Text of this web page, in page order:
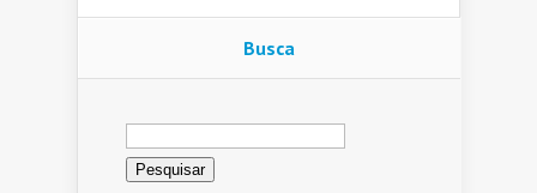
Busca
Pesquisar
por: